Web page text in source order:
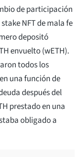
de participación
NFT de mala fe
depositó
envuelto (wETH).
todos los
una función de
después del
prestado en una
obligado a